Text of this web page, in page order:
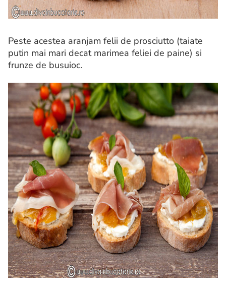
Peste acestea aranjam felii de prosciutto (taiate
putin mai mari decat marimea feliei de paine) si
frunze de busuioc.